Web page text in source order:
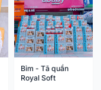
Bỉm - Tã quần
Royal Soft